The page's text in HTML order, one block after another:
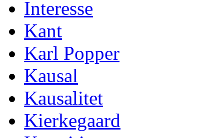
Interesse
Kant
Karl Popper
Kausal
Kausalitet
Kierkegaard